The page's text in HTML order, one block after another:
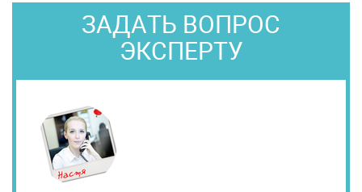
ЗАДАТЬ ВОПРОС
ЭКСПЕРТУ